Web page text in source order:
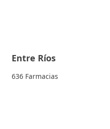
Entre Ríos
636 Farmacias